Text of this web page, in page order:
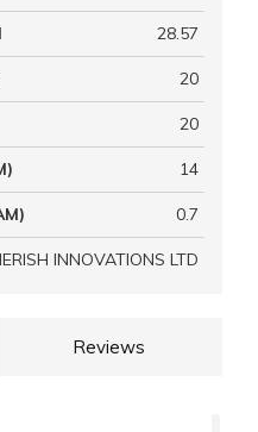
Reviews
28.57
20
20
14
0.7
INNOVATIONS LTD